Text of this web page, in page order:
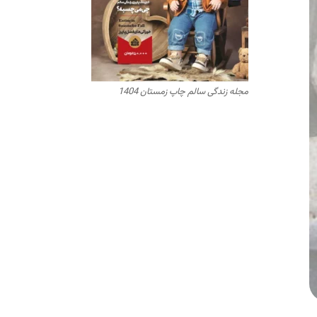
مجله زندگی سالم چاپ زمستان 1404